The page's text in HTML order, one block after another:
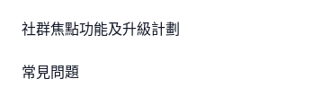
社群焦點功能及升級計劃
常見問題